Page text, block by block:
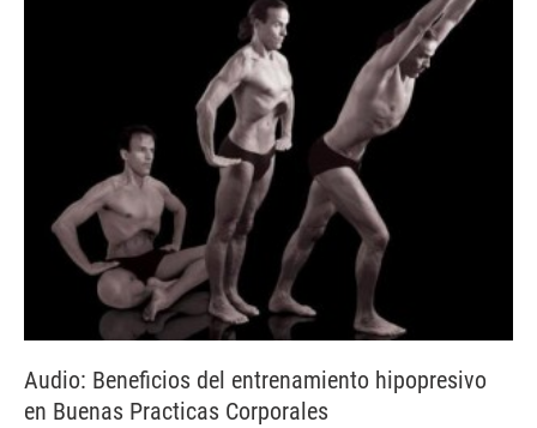
Audio: Beneficios del entrenamiento hipopresivo
en Buenas Practicas Corporales